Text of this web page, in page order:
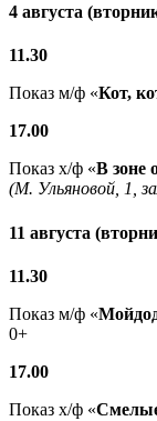
4 августа
11.30
Показ м/ф «Кот,
17.00
Показ х/ф «В зоне
(М. Ульяновой, 1,
11 августа
11.30
Показ м/ф «
0+
17.00
Показ х/ф «